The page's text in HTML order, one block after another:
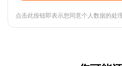
点击此按钮即表示您同意个人数据的处